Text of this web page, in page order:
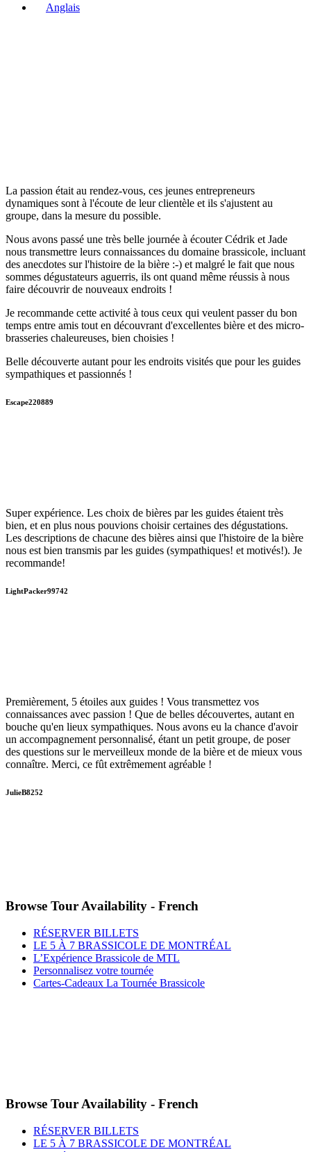
Anglais
La passion était au rendez-vous, ces jeunes entrepreneurs
dynamiques sont à l'écoute de leur clientèle et ils s'ajustent au
groupe, dans la mesure du possible.
Nous avons passé une très belle journée à écouter Cédrik et Jade
nous transmettre leurs connaissances du domaine brassicole, incluant
des anecdotes sur l'histoire de la bière :-) et malgré le fait que nous
sommes dégustateurs aguerris, ils ont quand même réussis à nous
faire découvrir de nouveaux endroits !
Je recommande cette activité à tous ceux qui veulent passer du bon
temps entre amis tout en découvrant d'excellentes bière et des micro-
brasseries chaleureuses, bien choisies !
Belle découverte autant pour les endroits visités que pour les guides
sympathiques et passionnés !
Escape220889
Super expérience. Les choix de bières par les guides étaient très
bien, et en plus nous pouvions choisir certaines des dégustations.
Les descriptions de chacune des bières ainsi que l'histoire de la bière
nous est bien transmis par les guides (sympathiques! et motivés!). Je
recommande!
LightPacker99742
Premièrement, 5 étoiles aux guides ! Vous transmettez vos
connaissances avec passion ! Que de belles découvertes, autant en
bouche qu'en lieux sympathiques. Nous avons eu la chance d'avoir
un accompagnement personnalisé, étant un petit groupe, de poser
des questions sur le merveilleux monde de la bière et de mieux vous
connaître. Merci, ce fût extrêmement agréable !
JulieB8252
Browse Tour Availability - French
RÉSERVER BILLETS
LE 5 À 7 BRASSICOLE DE MONTRÉAL
L’Expérience Brassicole de MTL
Personnalisez votre tournée
Cartes-Cadeaux La Tournée Brassicole
Browse Tour Availability - French
RÉSERVER BILLETS
LE 5 À 7 BRASSICOLE DE MONTRÉAL